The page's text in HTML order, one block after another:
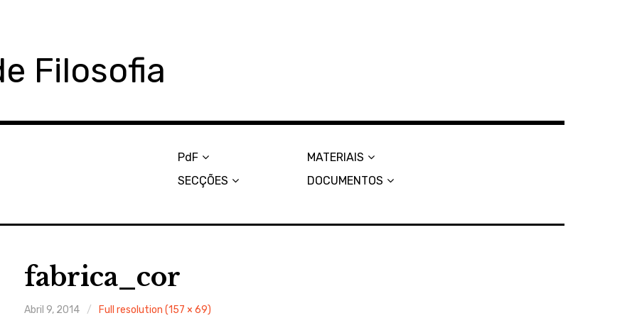
Filosofia
PdF
SECÇÕES
MATERIAIS
DOCUMENTOS
fabrica_cor
Abril 9, 2014 Full resolution (157 × 69)